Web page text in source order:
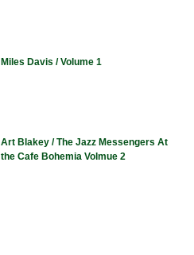
Miles Davis / Volume 1
Art Blakey / The Jazz Messengers At
the Cafe Bohemia Volmue 2